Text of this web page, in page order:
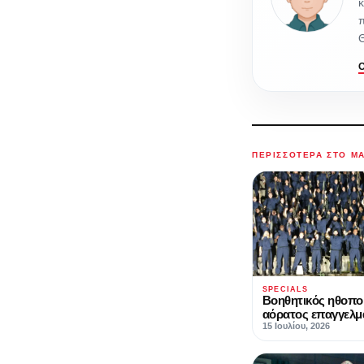
ΠΕΡΙΣΣΌΤΕΡΑ ΣΤΟ
SPECIALS
Βοηθητικός
αόρατος
15 Ιουλίου, 2026